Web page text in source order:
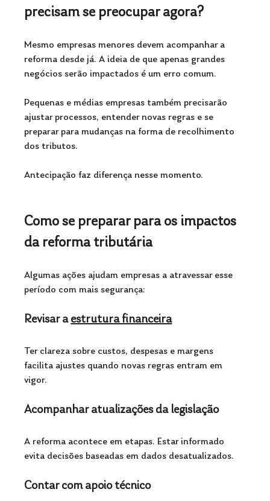
precisam se preocupar agora?
Mesmo empresas menores devem acompanhar a
reforma desde já. A ideia de que apenas grandes
negócios serão impactados é um erro comum.
Pequenas e médias empresas também precisarão
ajustar processos, entender novas regras e se
preparar para mudanças na forma de recolhimento
dos tributos.
Antecipação faz diferença nesse momento.
Como se preparar para os impactos
da reforma tributária
Algumas ações ajudam empresas a atravessar esse
período com mais segurança:
Revisar a estrutura financeira
Ter clareza sobre custos, despesas e margens
facilita ajustes quando novas regras entram em
vigor.
Acompanhar atualizações da legislação
A reforma acontece em etapas. Estar informado
evita decisões baseadas em dados desatualizados.
Contar com apoio técnico